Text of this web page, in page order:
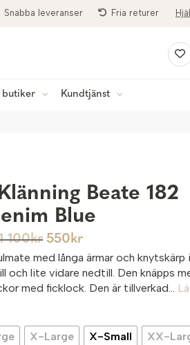
Snabba leveranser Fria returer
butiker Kundtjänst
Beate 182
Blue
100kr 550kr
med långa ärmar och knytskärp
och lite vidare nedtill. Den knäpps
med ficklock. Den är tillverkad...
X-Large X-Small XX-